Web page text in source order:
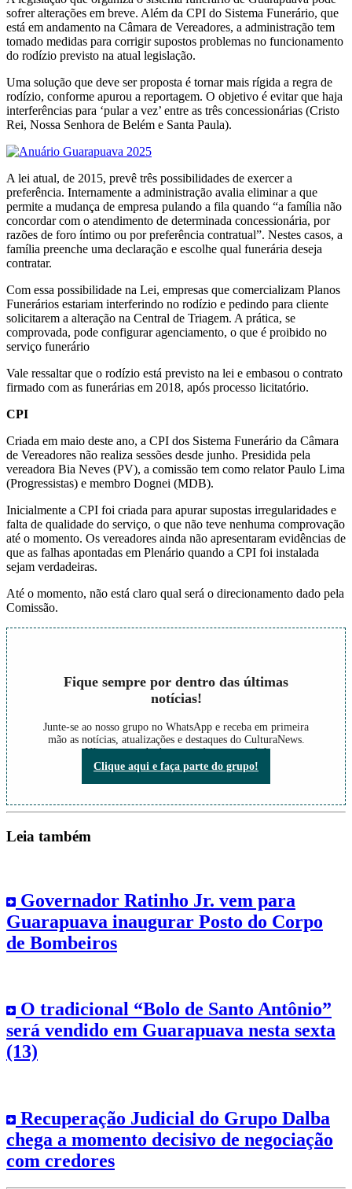
sofrer alterações em breve. Além da CPI do Sistema Funerário, que
está em andamento na Câmara de Vereadores, a administração tem
tomado medidas para corrigir supostos problemas no funcionamento
do rodízio previsto na atual legislação.
Uma solução que deve ser proposta é tornar mais rígida a regra de
rodízio, conforme apurou a reportagem. O objetivo é evitar que haja
interferências para ‘pular a vez’ entre as três concessionárias (Cristo
Rei, Nossa Senhora de Belém e Santa Paula).
A lei atual, de 2015, prevê três possibilidades de exercer a
preferência. Internamente a administração avalia eliminar a que
permite a mudança de empresa pulando a fila quando “a família não
concordar com o atendimento de determinada concessionária, por
razões de foro íntimo ou por preferência contratual”. Nestes casos, a
família preenche uma declaração e escolhe qual funerária deseja
contratar.
Com essa possibilidade na Lei, empresas que comercializam Planos
Funerários estariam interferindo no rodízio e pedindo para cliente
solicitarem a alteração na Central de Triagem. A prática, se
comprovada, pode configurar agenciamento, o que é proibido no
serviço funerário
Vale ressaltar que o rodízio está previsto na lei e embasou o contrato
firmado com as funerárias em 2018, após processo licitatório.
CPI
Criada em maio deste ano, a CPI dos Sistema Funerário da Câmara
de Vereadores não realiza sessões desde junho. Presidida pela
vereadora Bia Neves (PV), a comissão tem como relator Paulo Lima
(Progressistas) e membro Dognei (MDB).
Inicialmente a CPI foi criada para apurar supostas irregularidades e
falta de qualidade do serviço, o que não teve nenhuma comprovação
até o momento. Os vereadores ainda não apresentaram evidências de
que as falhas apontadas em Plenário quando a CPI foi instalada
sejam verdadeiras.
Até o momento, não está claro qual será o direcionamento dado pela
Comissão.
Fique sempre por dentro das últimas
notícias!
Junte-se ao nosso grupo no WhatsApp e receba em primeira
mão as notícias, atualizações e destaques do CulturaNews.
Não perca nada do que está acontecendo!
Clique aqui e faça parte do grupo!
Leia também
Governador Ratinho Jr. vem para
Guarapuava inaugurar Posto do Corpo
de Bombeiros
O tradicional “Bolo de Santo Antônio”
será vendido em Guarapuava nesta sexta
(13)
Recuperação Judicial do Grupo Dalba
chega a momento decisivo de negociação
com credores